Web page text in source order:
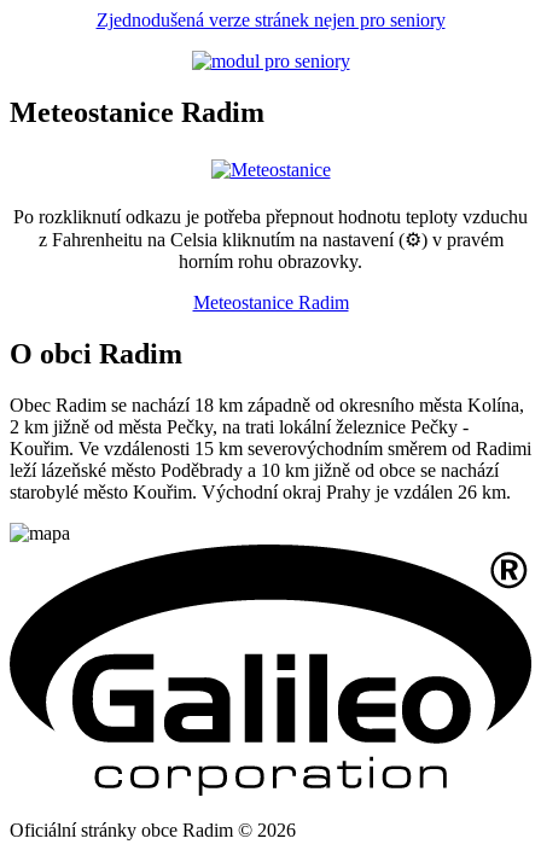
Zjednodušená verze stránek nejen pro seniory
Meteostanice Radim
Po rozkliknutí odkazu je potřeba přepnout hodnotu teploty vzduchu
z Fahrenheitu na Celsia kliknutím na nastavení (⚙) v pravém
horním rohu obrazovky.
Meteostanice Radim
O obci Radim
Obec Radim se nachází 18 km západně od okresního města Kolína,
2 km jižně od města Pečky, na trati lokální železnice Pečky -
Kouřim. Ve vzdálenosti 15 km severovýchodním směrem od Radimi
leží lázeňské město Poděbrady a 10 km jižně od obce se nachází
starobylé město Kouřim. Východní okraj Prahy je vzdálen 26 km.
Oficiální stránky obce Radim © 2026